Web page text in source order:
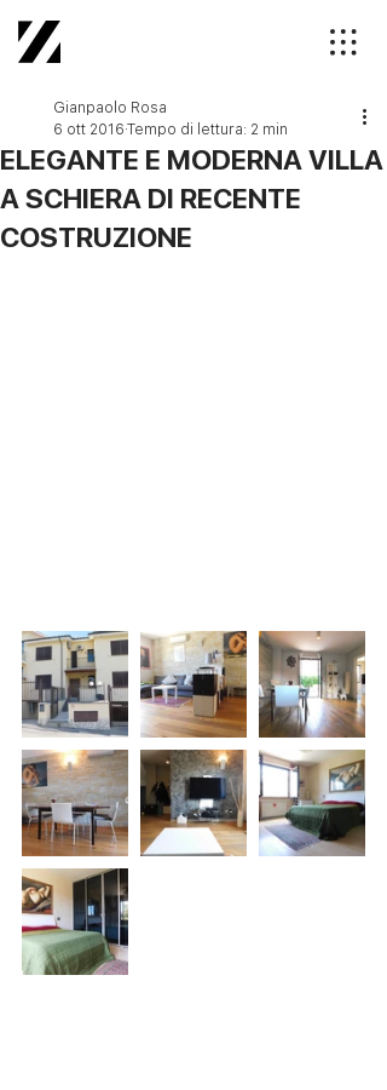
ELEGANTE E MODERNA VILLA
A SCHIERA DI RECENTE
COSTRUZIONE
Gianpaolo Rosa
6 ott 2016 Tempo di lettura: 2 min